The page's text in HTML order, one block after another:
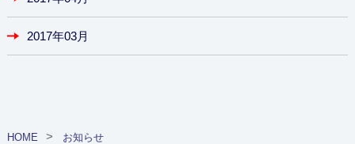
2017年03月
HOME
お知らせ